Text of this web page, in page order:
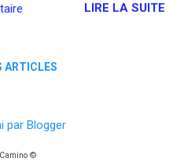
LIRE LA SUITE
ARTICLES
par Blogger
©